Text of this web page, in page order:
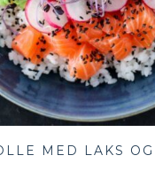
MED LAKS